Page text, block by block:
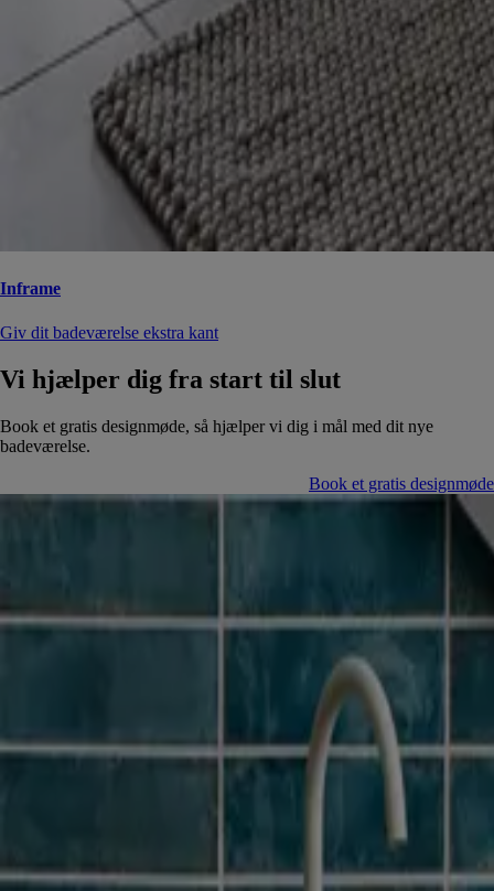
Inframe
Giv dit badeværelse ekstra kant
Vi hjælper dig fra start til slut
Book et gratis designmøde, så hjælper vi dig i mål med dit nye
badeværelse.
Book et gratis designmøde